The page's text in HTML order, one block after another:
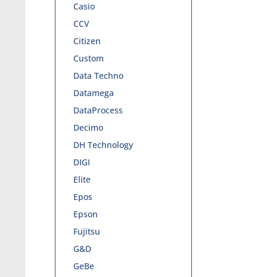
Casio
CCV
Citizen
Custom
Data Techno
Datamega
DataProcess
Decimo
DH Technology
DIGI
Elite
Epos
Epson
Fujitsu
G&D
GeBe